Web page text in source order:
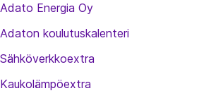
Adato Energia Oy
Adaton koulutuskalenteri
Sähköverkkoextra
Kaukolämpöextra